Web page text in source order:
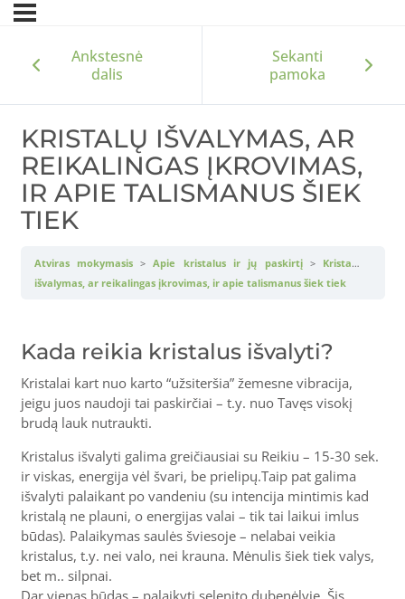
Ankstesnė
dalis
Sekanti
pamoka
KRISTALŲ IŠVALYMAS, AR
REIKALINGAS ĮKROVIMAS,
IR APIE TALISMANUS ŠIEK
TIEK
Atviras mokymasis Apie kristalus ir jų paskirtį
Kristalų
išvalymas, ar reikalingas įkrovimas, ir apie talismanus šiek tiek
Kada reikia kristalus išvalyti?
Kristalai kart nuo karto “užsiteršia” žemesne vibracija,
jeigu juos naudoji tai paskirčiai – t.y. nuo Tavęs visokį
brudą lauk nutraukti.
Kristalus išvalyti galima greičiausiai su Reikiu – 15-30 sek.
ir viskas, energija vėl švari, be prielipų.Taip pat galima
išvalyti palaikant po vandeniu (su intencija mintimis kad
kristalą ne plauni, o energijas valai – tik tai laikui imlus
būdas). Palaikymas saulės šviesoje – nelabai veikia
kristalus, t.y. nei valo, nei krauna. Mėnulis šiek tiek valys,
bet m.. silpnai.